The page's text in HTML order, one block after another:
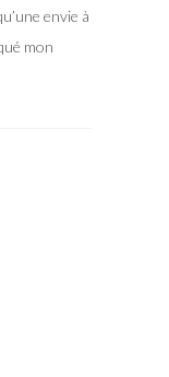
envie à
mon